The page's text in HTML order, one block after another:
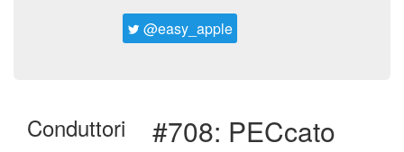
@easy_apple
Conduttori #708: PECcato